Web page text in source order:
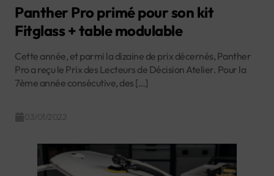
Panther Pro primé pour son kit
Fitglass + table modulable
Cette année, et parmi la dizaine de prix décernés, Panther
Pro a reçu le Prix des Lecteurs de Décision Atelier. Pour la
7ème année consécutive, des […]